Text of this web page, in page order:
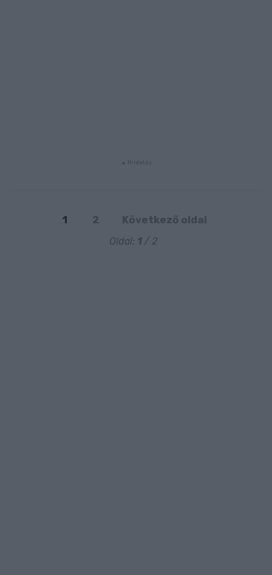
1 2 Következő oldal
Oldal: 1/ 2